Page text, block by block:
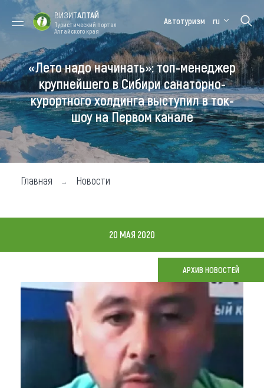
Форум VISIT
ALTAI
Цветение
маральника
Медицинский
форум
Алтайская
зимовка
Туры
Где побывать
Чем заняться
Где остановиться
Что привезти (сувениры)
О регионе
Коллекция впечатлений
Другие рубрики
ВИЗИТАЛТАЙ
Туристический портал
Алтайского края
Автотуризм ru
«Лето надо начинать»: топ-менеджер
крупнейшего в Сибири санаторно-
курортного холдинга выступил в ток-
шоу на Первом канале
Главная Новости
20 МАЯ 2020
АРХИВ НОВОСТЕЙ